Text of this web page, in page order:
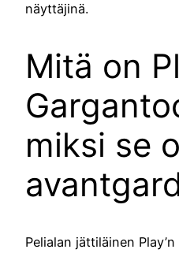
näyttäjinä.
Mitä on
miksi se
Pelialan jättiläinen